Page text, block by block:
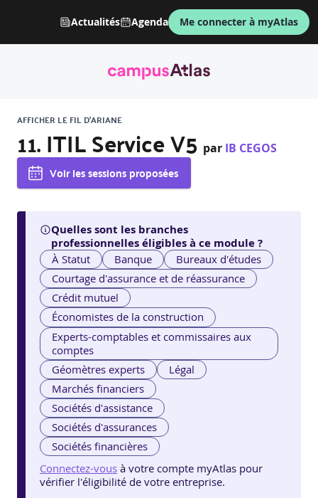
Actualités Agenda Me connecter à myAtlas
AFFICHER LE FIL D'ARIANE
11. ITIL Service V5 par IB CEGOS
Voir les sessions proposées
Quelles sont les branches
professionnelles éligibles à ce module ?
À Statut Banque
Bureaux d'études
Courtage d'assurance et de réassurance
Crédit mutuel
Économistes de la construction
Experts-comptables et commissaires aux
comptes
Géomètres experts
Légal
Marchés financiers
Sociétés d'assistance
Sociétés d'assurances
Sociétés financières
Connectez-vous à votre compte myAtlas pour
vérifier l'éligibilité de votre entreprise.